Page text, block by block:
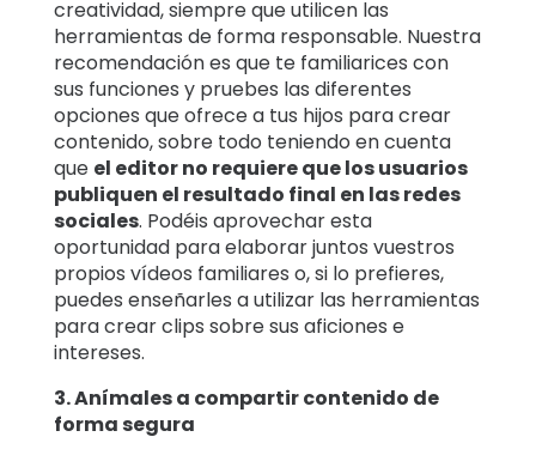
creatividad, siempre que utilicen las
herramientas de forma responsable. Nuestra
recomendación es que te familiarices con
sus funciones y pruebes las diferentes
opciones que ofrece a tus hijos para crear
contenido, sobre todo teniendo en cuenta
que el editor no requiere que los usuarios
publiquen el resultado final en las redes
sociales. Podéis aprovechar esta
oportunidad para elaborar juntos vuestros
propios vídeos familiares o, si lo prefieres,
puedes enseñarles a utilizar las herramientas
para crear clips sobre sus aficiones e
intereses.
3. Anímales a compartir contenido de
forma segura